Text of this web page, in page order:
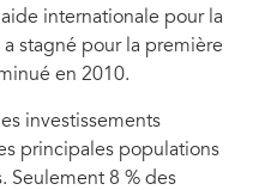
internationale pour la
stagné pour la première
en 2010.
investissements
principales populations
Seulement 8 % des